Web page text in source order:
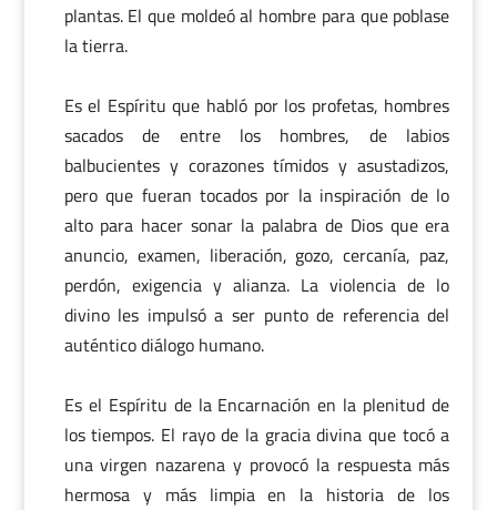
plantas. El que moldeó al hombre para que poblase
la tierra.
Es el Espíritu que habló por los profetas, hombres
sacados de entre los hombres, de labios
balbucientes y corazones tímidos y asustadizos,
pero que fueran tocados por la inspiración de lo
alto para hacer sonar la palabra de Dios que era
anuncio, examen, liberación, gozo, cercanía, paz,
perdón, exigencia y alianza. La violencia de lo
divino les impulsó a ser punto de referencia del
auténtico diálogo humano.
Es el Espíritu de la Encarnación en la plenitud de
los tiempos. El rayo de la gracia divina que tocó a
una virgen nazarena y provocó la respuesta más
hermosa y más limpia en la historia de los